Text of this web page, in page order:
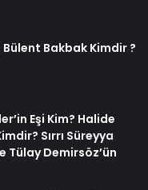
Bülent Bakbak Kimdir ?
Eşi Kim? Halide
Sırrı Süreyya
Tülay Demirsöz’ün